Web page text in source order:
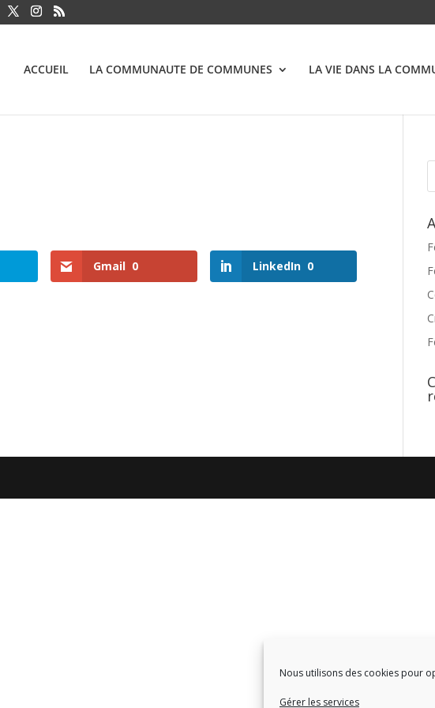
Nous utilisons des cookies pour
Gérer les services
ACCUEIL LA COMMUNAUTE DE COMMUNES LA VIE DANS LA
Gmail 0 LinkedIn 0